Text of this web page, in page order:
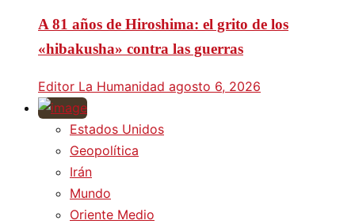
A 81 años de Hiroshima: el grito de los
«hibakusha» contra las guerras
Editor La Humanidad agosto 6, 2026
Estados Unidos
Geopolítica
Irán
Mundo
Oriente Medio